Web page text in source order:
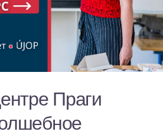
Праги